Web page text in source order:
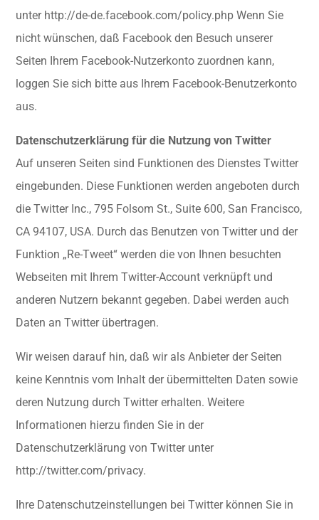
unter http://de-de.facebook.com/policy.php Wenn Sie
nicht wünschen, daß Facebook den Besuch unserer
Seiten Ihrem Facebook-Nutzerkonto zuordnen kann,
loggen Sie sich bitte aus Ihrem Facebook-Benutzerkonto
aus.
Datenschutzerklärung für die Nutzung von Twitter
Auf unseren Seiten sind Funktionen des Dienstes Twitter
eingebunden. Diese Funktionen werden angeboten durch
die Twitter Inc., 795 Folsom St., Suite 600, San Francisco,
CA 94107, USA. Durch das Benutzen von Twitter und der
Funktion „Re-Tweet“ werden die von Ihnen besuchten
Webseiten mit Ihrem Twitter-Account verknüpft und
anderen Nutzern bekannt gegeben. Dabei werden auch
Daten an Twitter übertragen.
Wir weisen darauf hin, daß wir als Anbieter der Seiten
keine Kenntnis vom Inhalt der übermittelten Daten sowie
deren Nutzung durch Twitter erhalten. Weitere
Informationen hierzu finden Sie in der
Datenschutzerklärung von Twitter unter
http://twitter.com/privacy.
Ihre Datenschutzeinstellungen bei Twitter können Sie in